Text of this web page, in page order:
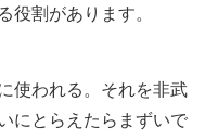
役割があります。
使われる。それを非武
にとらえたらまずいで